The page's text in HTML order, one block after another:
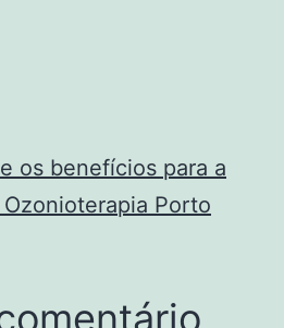
os benefícios para a
Porto